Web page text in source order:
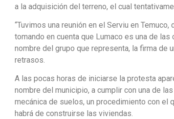
a la adquisición del terreno, el cual
“Tuvimos una reunión en el Serviu en
tomando en cuenta que Lumaco es una de
nombre del grupo que representa, la firma de
retrasos.
A las pocas horas de iniciarse la protesta
nombre del municipio, a cumplir con una de
mecánica de suelos, un procedimiento con el
habrá de construirse las viviendas.